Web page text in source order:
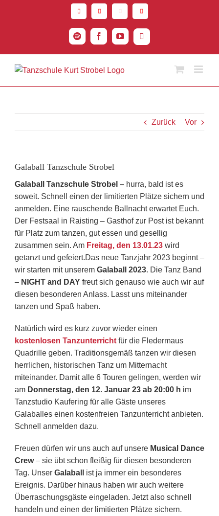
SpotifyFacebookYouTubeInstagram
Zurück Vor
Galaball Tanzschule Strobel
Galaball Tanzschule Strobel – hurra, bald ist es
soweit. Schnell einen der limitierten Plätze sichern und
anmelden. Eine rauschende Ballnacht erwartet Euch.
Der Festsaal in Raisting – Gasthof zur Post ist bekannt
für Platz zum tanzen, gut essen und gesellig
zusammen sein. Am Freitag, den 13.01.23 wird
getanzt und gefeiert.Das neue Tanzjahr 2023 beginnt –
wir starten mit unserem Galaball 2023. Die Tanz Band
– NIGHT and DAY freut sich genauso wie auch wir auf
diesen besonderen Anlass. Lasst uns miteinander
tanzen und Spaß haben.
Natürlich wird es kurz zuvor wieder einen
kostenlosen Tanzunterricht für die Fledermaus
Quadrille geben. Traditionsgemäß tanzen wir diesen
herrlichen, historischen Tanz um Mitternacht
miteinander. Damit alle 6 Touren gelingen, werden wir
am Donnerstag, den 12. Januar 23 ab 20:00 h im
Tanzstudio Kaufering für alle Gäste unseres
Galaballes einen kostenfreien Tanzunterricht anbieten.
Schnell anmelden dazu.
Freuen dürfen wir uns auch auf unsere Musical Dance
Crew– sie übt schon fleißig für diesen besonderen
Tag. Unser Galaball
ist ja immer ein besonderes
Ereignis. Darüber hinaus haben wir auch weitere
Überraschungsgäste eingeladen. Jetzt also schnell
handeln und einen der limitierten Plätze sichern.